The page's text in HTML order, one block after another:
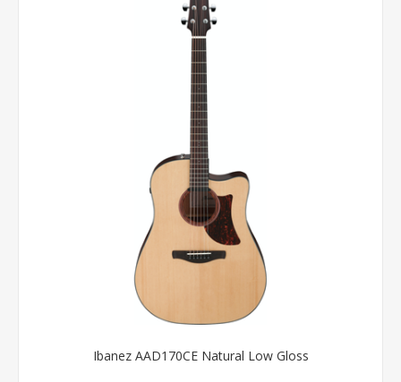
Ibanez AAD170CE Natural Low Gloss